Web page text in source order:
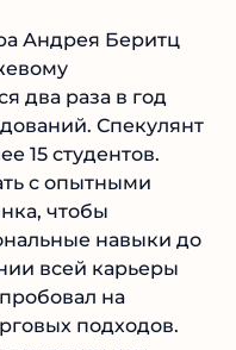
Андрея Беритц
два раза в год
не более 15
работать с
рынка,
протяжении
Беритц
часть
на таких